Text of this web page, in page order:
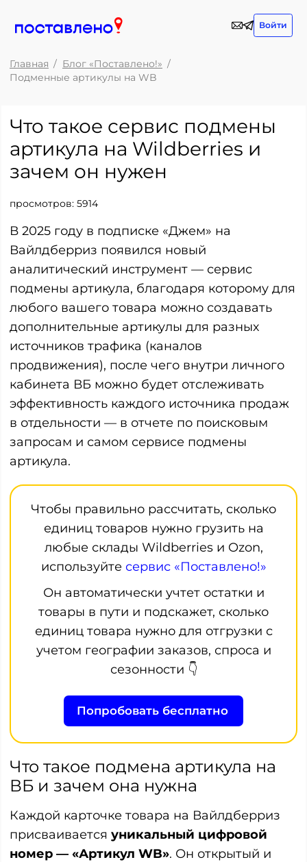
Войти
Главная
Блог «Поставлено!»
Подменные артикулы на WB
Что такое сервис подмены
артикула на Wildberries и
зачем он нужен
просмотров: 5914
В 2025 году в подписке «Джем» на
Вайлдберриз появился новый
аналитический инструмент — сервис
подмены артикула, благодаря которому для
любого вашего товара можно создавать
дополнительные артикулы для разных
источников трафика (каналов
продвижения), после чего внутри личного
кабинета ВБ можно будет отслеживать
эффективность каждого источника продаж
в отдельности — в отчете по поисковым
запросам и самом сервисе подмены
артикула.
Чтобы правильно рассчитать, сколько
единиц товаров нужно грузить на
любые склады Wildberries и Ozon,
используйте сервис «Поставлено!»
Он автоматически учтет остатки и
товары в пути и подскажет, сколько
единиц товара нужно для отгрузки с
учетом географии заказов, спроса и
сезонности 👇
Попробовать бесплатно
Что такое подмена артикула на
ВБ и зачем она нужна
Каждой карточке товара на Вайлдберриз
присваивается уникальный цифровой
номер — «Артикул WB». Он открытый и